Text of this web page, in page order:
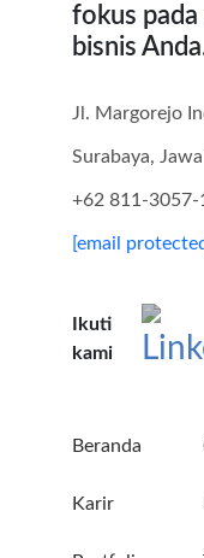
fokus pada
bisnis
Jl. Margorejo
Surabaya,
+62 811-3057-
[email
Ikuti
kami
Beranda
Karir